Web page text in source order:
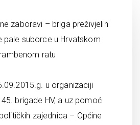
zaboravi – briga preživjelih
pale suborce u Hrvatskom
ratu
u organizaciji
brigade HV, a uz pomoć
zajednica – Općine